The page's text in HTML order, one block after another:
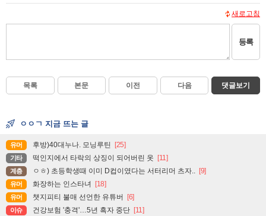
새로고침
등록
목록 본문 이전 다음 댓글보기
ㅇㅇㄱ 지금 뜨는 글
유머 후방)40대누나. 모닝루틴 [25]
기타 떡인지에서 타락의 상징이 되어버린 옷 [11]
계층 ㅇㅎ) 초등학생때 이미 D컵이였다는 서터리머 츠자.. [9]
유머 화장하는 인스타녀 [18]
유머 챗지피티 불매 선언한 유튜버 [6]
이슈 건강보험 '충격'…5년 흑자 중단 [11]